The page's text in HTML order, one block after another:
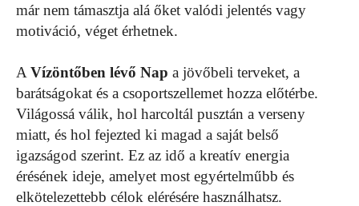
már nem támasztja alá őket valódi jelentés vagy
motiváció, véget érhetnek.
A Vízöntőben lévő Nap a jövőbeli terveket, a
barátságokat és a csoportszellemet hozza előtérbe.
Világossá válik, hol harcoltál pusztán a verseny
miatt, és hol fejezted ki magad a saját belső
igazságod szerint. Ez az idő a kreatív energia
érésének ideje, amelyet most egyértelműbb és
elkötelezettebb célok elérésére használhatsz.